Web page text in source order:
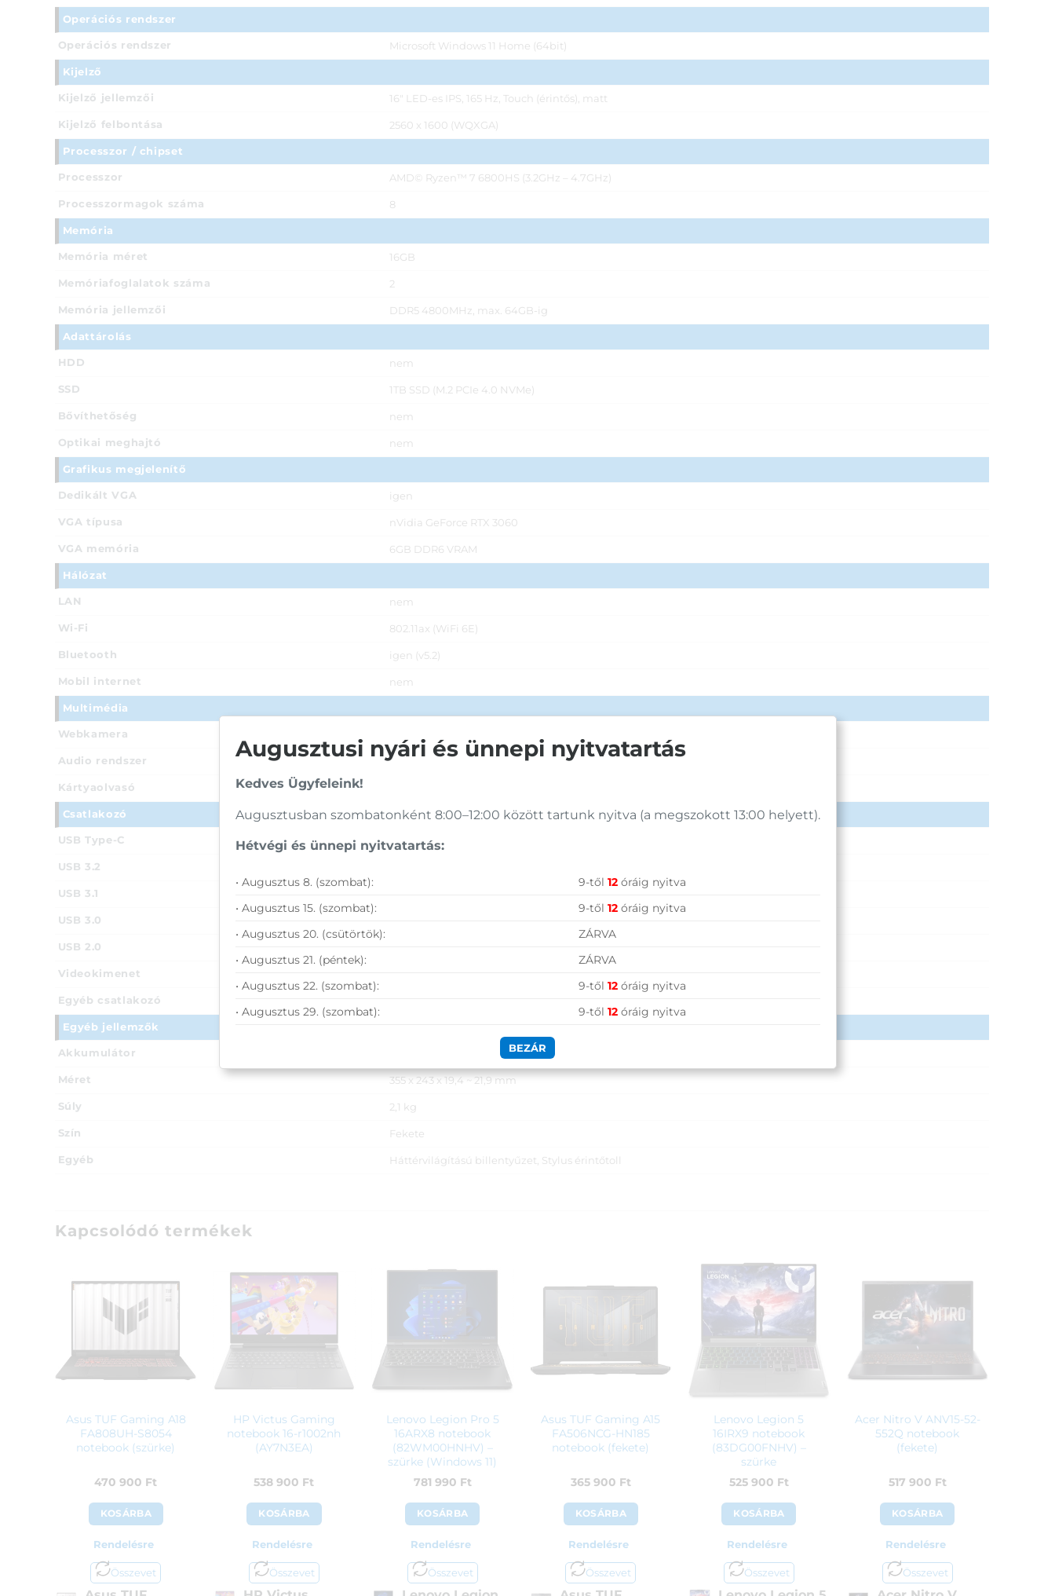
Operációs rendszer
Operációs rendszer Microsoft Windows 11 Home (64bit)
Kijelző
Kijelző jellemzői 16" LED-es IPS, 165 Hz, Touch (érintős), matt
Kijelző felbontása 2560 x 1600 (WQXGA)
Processzor / chipset
Processzor AMD© Ryzen™ 7 6800HS (3.2GHz – 4.7GHz)
Processzormagok száma 8
Memória
Memória méret 16GB
Memóriafoglalatok száma 2
Memória jellemzői DDR5 4800MHz, max. 64GB-ig
Adattárolás
HDD nem
SSD 1TB SSD (M.2 PCIe 4.0 NVMe)
Bővíthetőség nem
Optikai meghajtó nem
Grafikus megjelenítő
Dedikált VGA igen
VGA típusa nVidia GeForce RTX 3060
VGA memória 6GB DDR6 VRAM
Hálózat
LAN nem
Wi-Fi 802.11ax (WiFi 6E)
Bluetooth igen (v5.2)
Mobil internet nem
Multimédia
Webkamera
Audio rendszer Dolby Atmos Sound System
Kártyaolvasó
Csatlakozó
USB Type-C van (2x)
USB 3.2
USB 3.1
USB 3.0
USB 2.0
Videokimenet
Egyéb csatlakozó
Egyéb jellemzők
Akkumulátor 4 cellás Li-ION (90 Wh)
Méret 355 x 243 x 19,4 ~ 21,9 mm
Súly 2,1 kg
Szín Fekete
Egyéb Háttérvilágítású billentyűzet, Stylus érintőtoll
Kapcsolódó termékek
Asus TUF Gaming A18
FA808UH-S8054
notebook (szürke)
470 900 Ft
KOSÁRBA
Rendelésre
Összevet
HP Victus Gaming
notebook 16-r1002nh
(AY7N3EA)
538 900 Ft
KOSÁRBA
Rendelésre
Összevet
Lenovo Legion Pro 5
16ARX8 notebook
(82WM00HNHV) –
szürke (Windows 11)
781 990 Ft
KOSÁRBA
Rendelésre
Összevet
Asus TUF Gaming A15
FA506NCG-HN185
notebook (fekete)
365 900 Ft
KOSÁRBA
Rendelésre
Összevet
Lenovo Legion 5
16IRX9 notebook
(83DG00FNHV) –
szürke
525 900 Ft
KOSÁRBA
Rendelésre
Összevet
Acer Nitro V ANV15-52-
552Q notebook
(fekete)
517 900 Ft
KOSÁRBA
Rendelésre
Összevet
Augusztusi nyári és ünnepi nyitvatartás
Kedves Ügyfeleink!
Augusztusban szombatonként 8:00–12:00 között tartunk nyitva (a megszokott 13:00 helyett).
Hétvégi és ünnepi nyitvatartás:
• Augusztus 8. (szombat): 9-től 12óráig nyitva
• Augusztus 15. (szombat):
9-től 12óráig nyitva
• Augusztus 20. (csütörtök):
ZÁRVA
• Augusztus 21. (péntek):
ZÁRVA
• Augusztus 22. (szombat):
9-től 12óráig nyitva
• Augusztus 29. (szombat):
9-től 12óráig nyitva
BEZÁR